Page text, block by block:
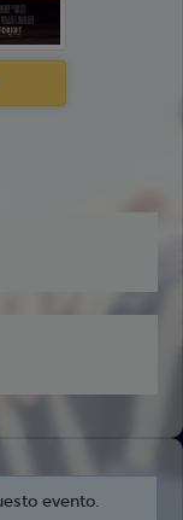
evento.